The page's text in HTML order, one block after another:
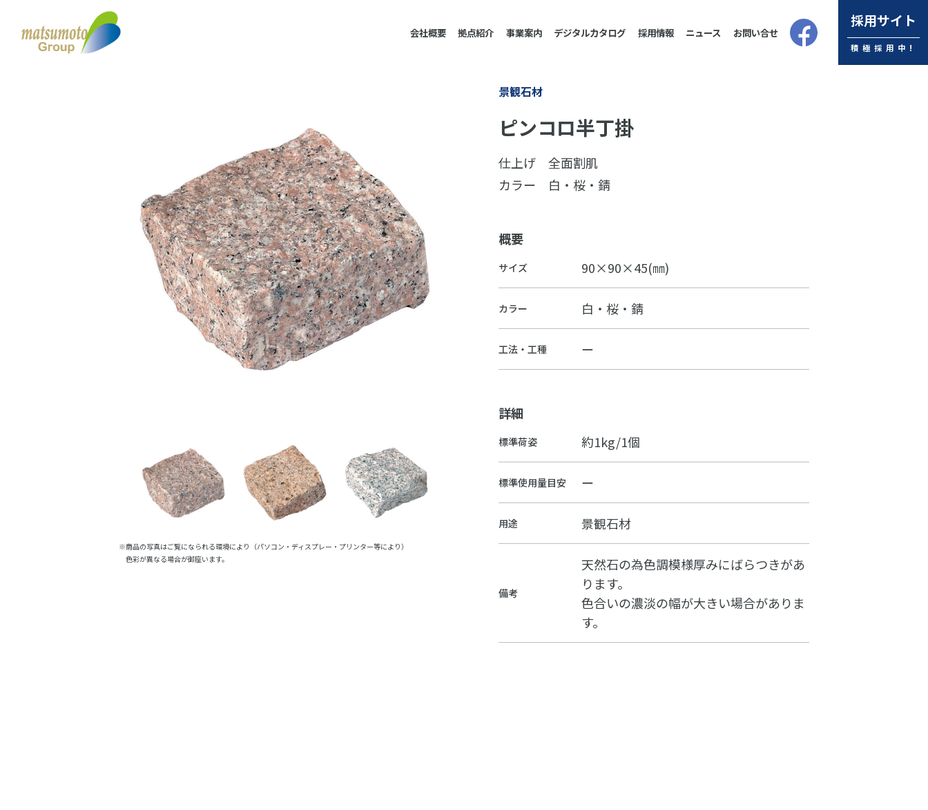
会社概要 拠点紹介 事業案内 デジタルカタログ 採用情報 ニュース お問い合せ
採用サイト
積極採用中!
※商品の写真はご覧になられる環境により（パソコン・ディスプレー・プリンター等により）
色彩が異なる場合が御座います。
景観石材
ピンコロ半丁掛
仕上げ 全面割肌
カラー 白・桜・錆
概要
サイズ 90×90×45(㎜)
カラー 白・桜・錆
工法・工種 ー
詳細
標準荷姿 約1kg/1個
標準使用量目安 ー
用途 景観石材
備考
天然石の為色調模様厚みにばらつきがあ
ります。
色合いの濃淡の幅が大きい場合がありま
す。